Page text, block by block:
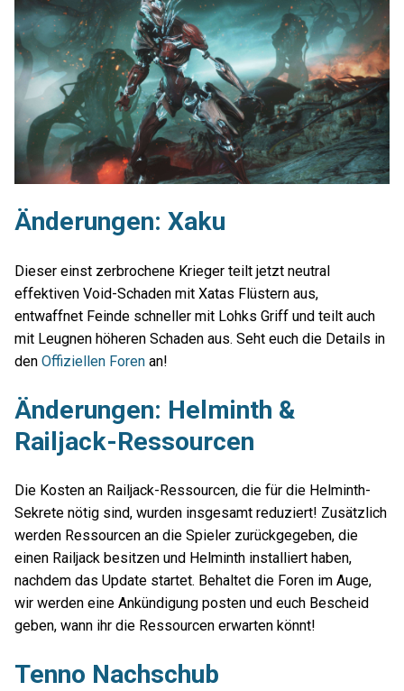
Änderungen: Xaku
Dieser einst zerbrochene Krieger teilt jetzt neutral
effektiven Void-Schaden mit Xatas Flüstern aus,
entwaffnet Feinde schneller mit Lohks Griff und teilt auch
mit Leugnen höheren Schaden aus. Seht euch die Details in
den Offiziellen Foren an!
Änderungen: Helminth &
Railjack-Ressourcen
Die Kosten an Railjack-Ressourcen, die für die Helminth-
Sekrete nötig sind, wurden insgesamt reduziert! Zusätzlich
werden Ressourcen an die Spieler zurückgegeben, die
einen Railjack besitzen und Helminth installiert haben,
nachdem das Update startet. Behaltet die Foren im Auge,
wir werden eine Ankündigung posten und euch Bescheid
geben, wann ihr die Ressourcen erwarten könnt!
Tenno Nachschub